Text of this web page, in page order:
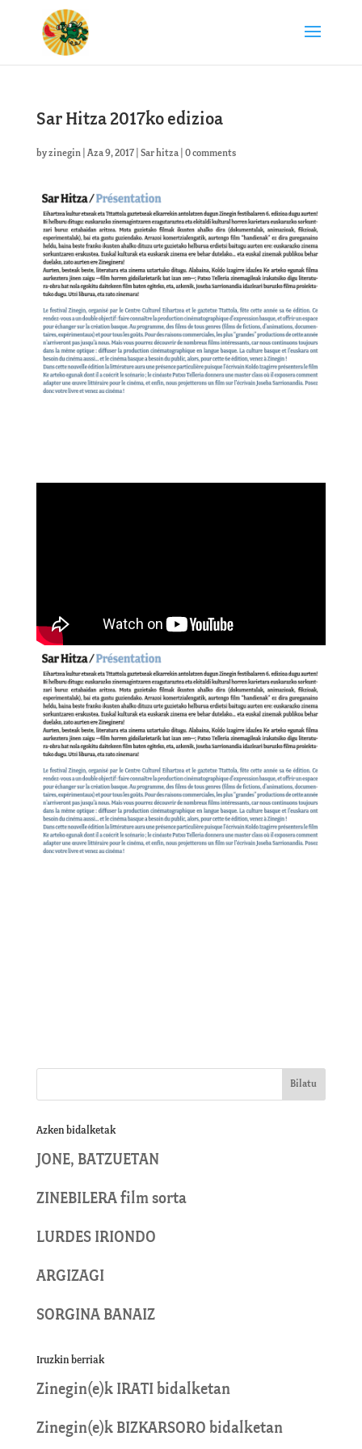
Sar Hitza 2017ko edizioa
byzinegin| Aza 9, 2017| Sar hitza| 0 comments
Azken bidalketak
JONE, BATZUETAN
ZINEBILERA film sorta
LURDES IRIONDO
ARGIZAGI
SORGINA BANAIZ
Iruzkin berriak
Zinegin(e)k IRATI bidalketan
Zinegin(e)k BIZKARSORO bidalketan